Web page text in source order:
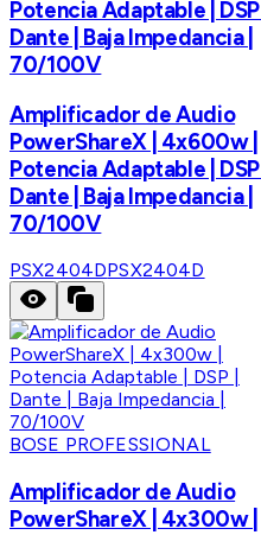
Potencia Adaptable | DSP |
Dante | Baja Impedancia |
70/100V
Amplificador de Audio
PowerShareX | 4x600w |
Potencia Adaptable | DSP |
Dante | Baja Impedancia |
70/100V
PSX2404DPSX2404D
BOSE PROFESSIONAL
Amplificador de Audio
PowerShareX | 4x300w |